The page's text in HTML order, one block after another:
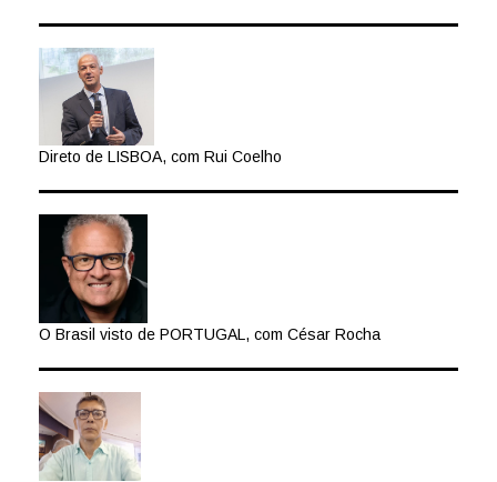
Direto de LISBOA, com Rui Coelho
O Brasil visto de PORTUGAL, com César Rocha